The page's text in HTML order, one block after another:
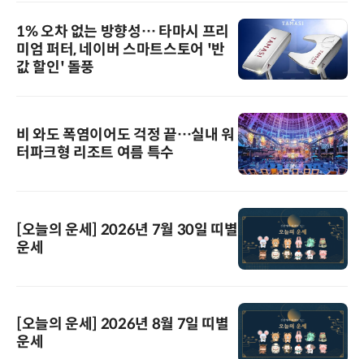
1% 오차 없는 방향성… 타마시 프리
미엄 퍼터, 네이버 스마트스토어 '반
값 할인' 돌풍
비 와도 폭염이어도 걱정 끝…실내 워
터파크형 리조트 여름 특수
[오늘의 운세] 2026년 7월 30일 띠별
운세
[오늘의 운세] 2026년 8월 7일 띠별
운세